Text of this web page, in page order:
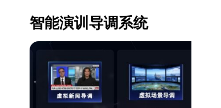
智能演训导调系统